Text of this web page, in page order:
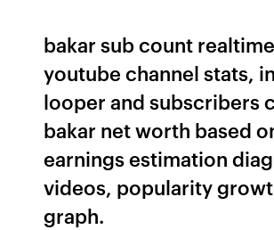
bakar sub count
youtube channel stats,
looper and subscribers
bakar net worth based
earnings estimation
videos, popularity
graph.